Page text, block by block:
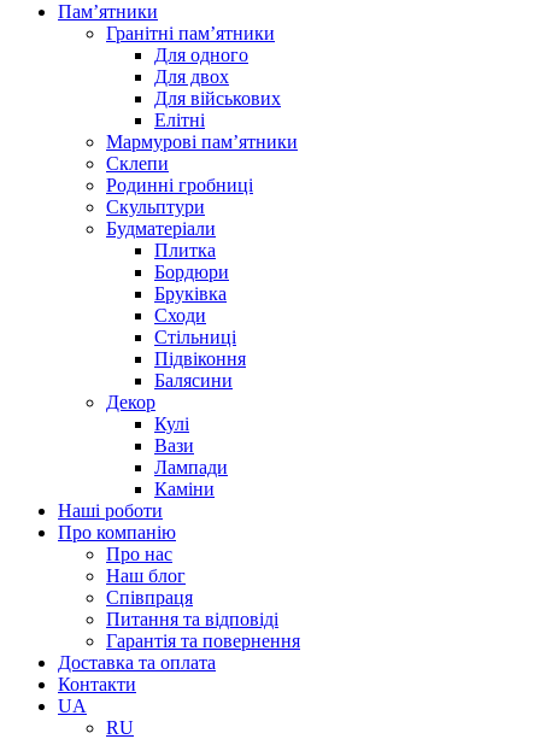
Памʼятники
Гранітні пам’ятники
Для одного
Для двох
Для військових
Елітні
Мармурові пам’ятники
Склепи
Родинні гробниці
Скульптури
Будматеріали
Плитка
Бордюри
Бруківка
Сходи
Стільниці
Підвіконня
Балясини
Декор
Кулі
Вази
Лампади
Каміни
Наші роботи
Про компанію
Про нас
Наш блог
Співпраця
Питання та відповіді
Гарантія та повернення
Доставка та оплата
Контакти
UA
RU